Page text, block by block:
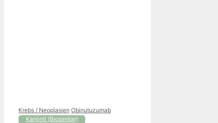
Kategorien
Krebs / Neoplasien Schlagwörter
Obinutuzumab
Kanjinti (Biosimilar)